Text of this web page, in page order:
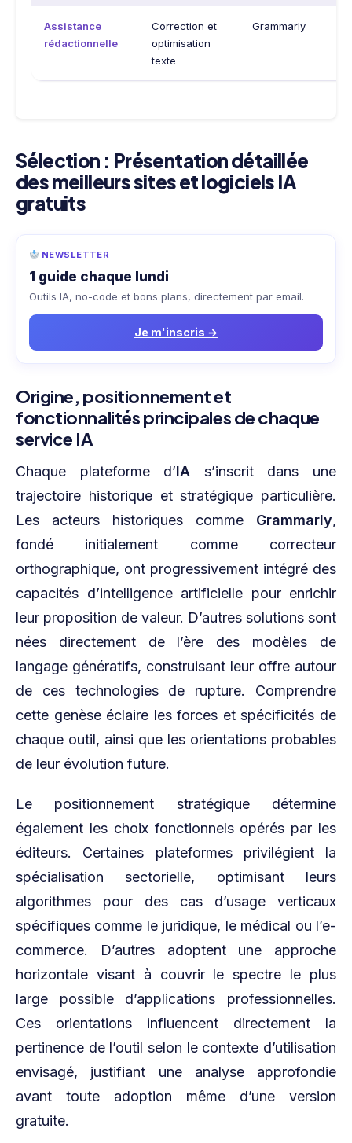
Assistance
rédactionnelle
Correction et
optimisation
texte
Grammarly
Sélection : Présentation détaillée
des meilleurs sites et logiciels IA
gratuits
NEWSLETTER
1 guide chaque lundi
Outils IA, no-code et bons plans, directement par email.
Je m'inscris →
Origine, positionnement et
fonctionnalités principales de chaque
service IA
Chaque plateforme d’IA s’inscrit dans une
trajectoire historique et stratégique particulière.
Les acteurs historiques comme Grammarly,
fondé initialement comme correcteur
orthographique, ont progressivement intégré des
capacités d’intelligence artificielle pour enrichir
leur proposition de valeur. D’autres solutions sont
nées directement de l’ère des modèles de
langage génératifs, construisant leur offre autour
de ces technologies de rupture. Comprendre
cette genèse éclaire les forces et spécificités de
chaque outil, ainsi que les orientations probables
de leur évolution future.
Le positionnement stratégique détermine
également les choix fonctionnels opérés par les
éditeurs. Certaines plateformes privilégient la
spécialisation sectorielle, optimisant leurs
algorithmes pour des cas d’usage verticaux
spécifiques comme le juridique, le médical ou l’e-
commerce. D’autres adoptent une approche
horizontale visant à couvrir le spectre le plus
large possible d’applications professionnelles.
Ces orientations influencent directement la
pertinence de l’outil selon le contexte d’utilisation
envisagé, justifiant une analyse approfondie
avant toute adoption même d’une version
gratuite.